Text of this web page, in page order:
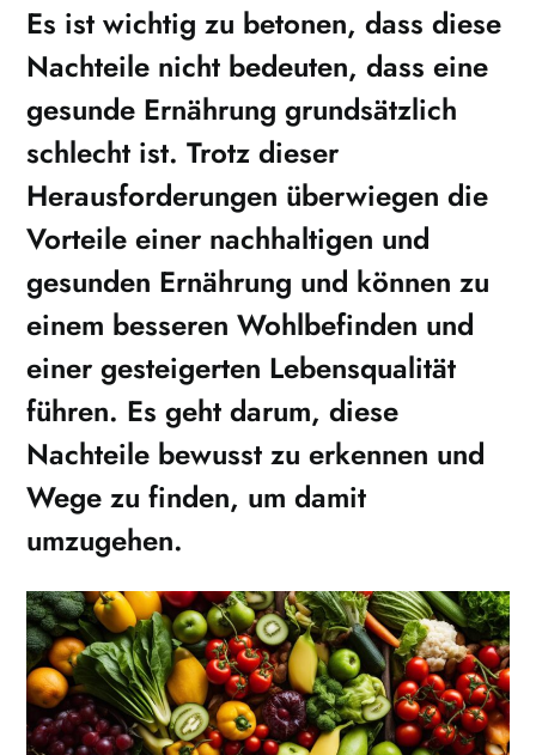
Es ist wichtig zu betonen, dass diese
Nachteile nicht bedeuten, dass eine
gesunde Ernährung grundsätzlich
schlecht ist. Trotz dieser
Herausforderungen überwiegen die
Vorteile einer nachhaltigen und
gesunden Ernährung und können zu
einem besseren Wohlbefinden und
einer gesteigerten Lebensqualität
führen. Es geht darum, diese
Nachteile bewusst zu erkennen und
Wege zu finden, um damit
umzugehen.